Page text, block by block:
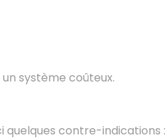
système coûteux.
quelques contre-indications :